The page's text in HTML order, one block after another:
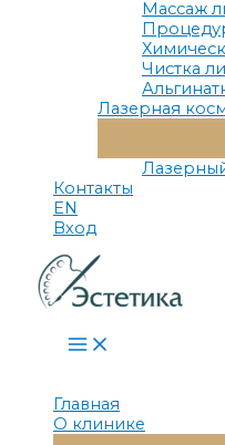
Массаж
Чистка
Лазерная
Контакты
EN
Вход
Main
Menu
Главная
О клинике